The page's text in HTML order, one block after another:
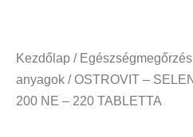
Kezdőlap / Egészségmegőrzés
anyagok / OSTROVIT –
200 NE – 220 TABLETTA